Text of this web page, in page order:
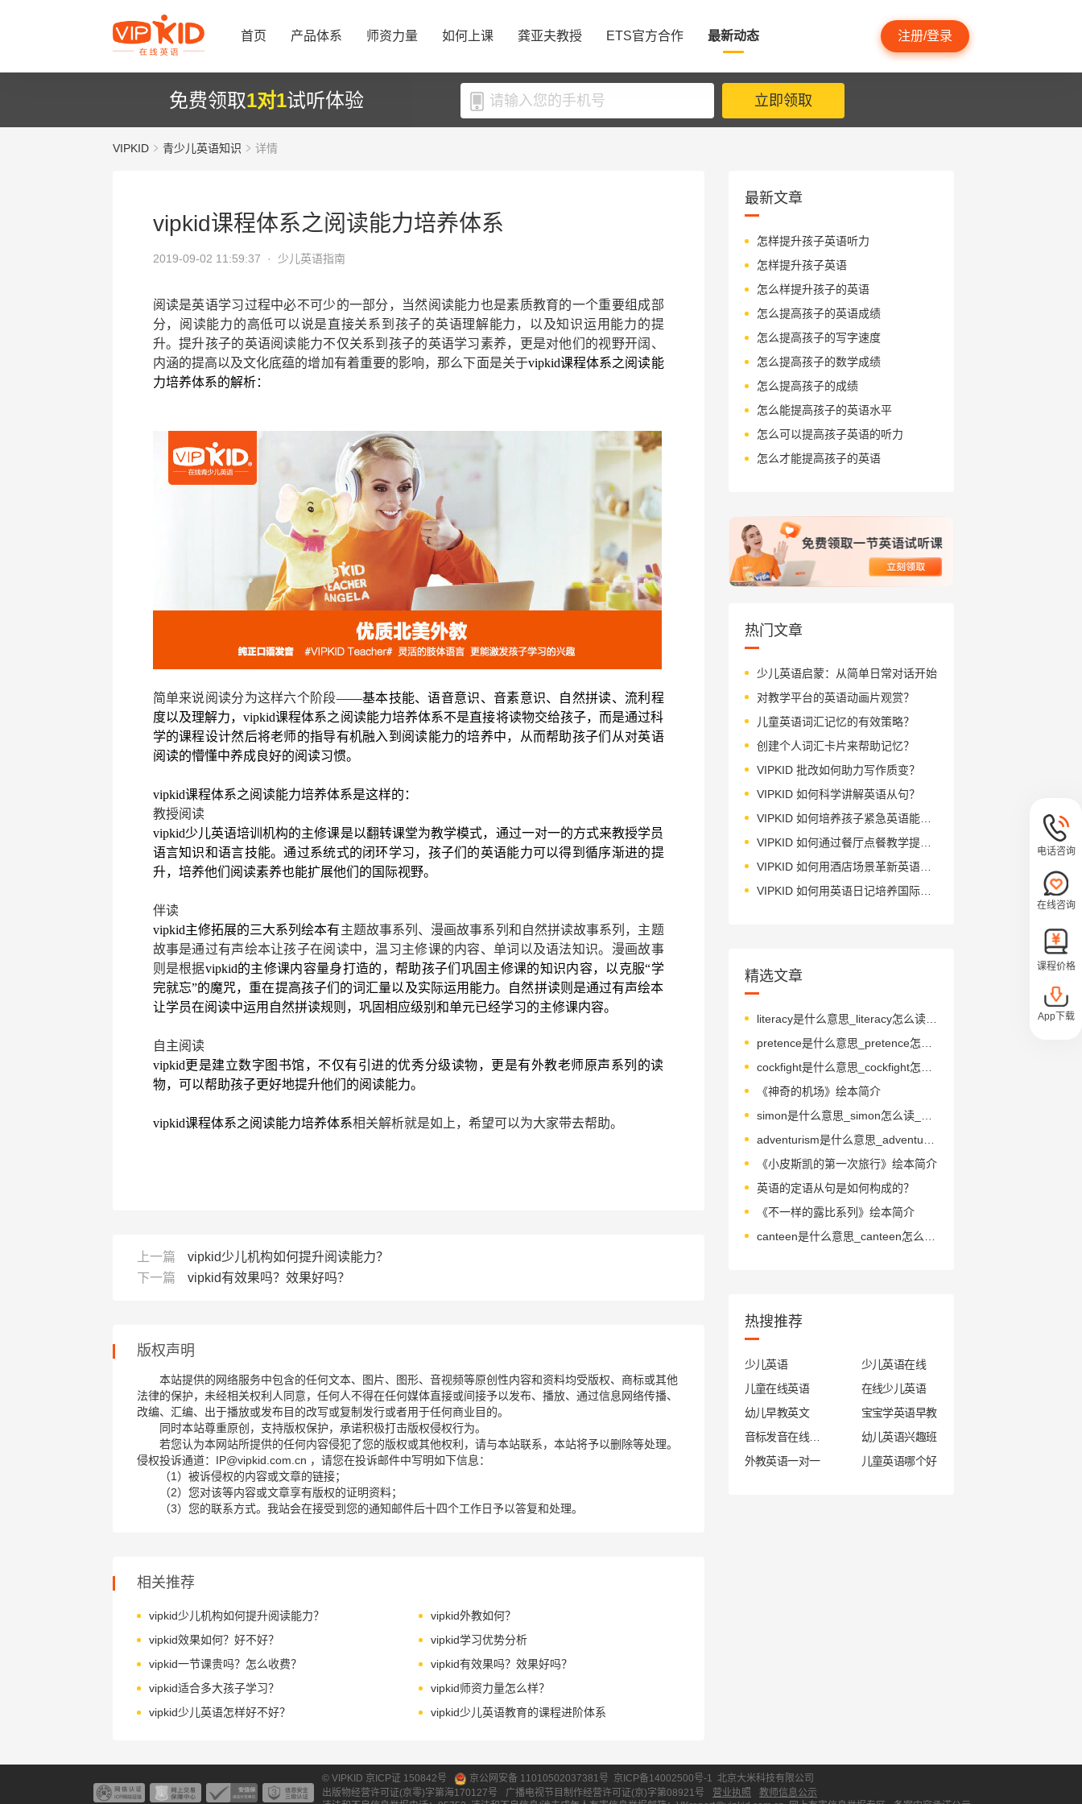
首页 产品体系 师资力量 如何上课 龚亚夫教授 ETS官方合作 最新动态 注册/登录
免费领取1对1试听体验 立即领取
VIPKID 青少儿英语知识 详情
vipkid课程体系之阅读能力培养体系
2019-09-02 11:59:37 · 少儿英语指南
阅读是英语学习过程中必不可少的一部分，当然阅读能力也是素质教育的一个重要组成部
分，阅读能力的高低可以说是直接关系到孩子的英语理解能力，以及知识运用能力的提
升。提升孩子的英语阅读能力不仅关系到孩子的英语学习素养，更是对他们的视野开阔、
内涵的提高以及文化底蕴的增加有着重要的影响，那么下面是关于vipkid课程体系之阅读能
力培养体系的解析：
简单来说阅读分为这样六个阶段——基本技能、语音意识、音素意识、自然拼读、流利程
度以及理解力，vipkid课程体系之阅读能力培养体系不是直接将读物交给孩子，而是通过科
学的课程设计然后将老师的指导有机融入到阅读能力的培养中，从而帮助孩子们从对英语
阅读的懵懂中养成良好的阅读习惯。
vipkid课程体系之阅读能力培养体系是这样的：
教授阅读
vipkid少儿英语培训机构的主修课是以翻转课堂为教学模式，通过一对一的方式来教授学员
语言知识和语言技能。通过系统式的闭环学习，孩子们的英语能力可以得到循序渐进的提
升，培养他们阅读素养也能扩展他们的国际视野。
伴读
vipkid主修拓展的三大系列绘本有主题故事系列、漫画故事系列 和 自然拼读故事系列 ， 主题
故事是通过有声绘本让孩子在阅读中，温习主修课的内容、单词以及语法知识。漫画故事
则是根据vipkid的主修课内容量身打造的，帮助孩子们巩固主修课的知识内容，以克服“学
完就忘”的魔咒，重在提高孩子们的词汇量以及实际运用能力。自然拼读则是通过有声绘本
让学员在阅读中运用自然拼读规则，巩固相应级别和单元已经学习的主修课内容。
自主阅读
vipkid更是建立数字图书馆，不仅有引进的优秀分级读物，更是有外教老师原声系列的读
物，可以帮助孩子更好地提升他们的阅读能力。
vipkid课程体系之阅读能力培养体系相关解析就是如上，希望可以为大家带去帮助。
上一篇
vipkid少儿机构如何提升阅读能力？
下一篇
vipkid有效果吗？效果好吗？
版权声明
本站提供的网络服务中包含的任何文本、图片、图形、音视频等原创性内容和资料均受版权、商标或其他
法律的保护，未经相关权利人同意，任何人不得在任何媒体直接或间接予以发布、播放、通过信息网络传播、
改编、汇编、出于播放或发布目的改写或复制发行或者用于任何商业目的。
同时本站尊重原创，支持版权保护，承诺积极打击版权侵权行为。
若您认为本网站所提供的任何内容侵犯了您的版权或其他权利，请与本站联系，本站将予以删除等处理。
侵权投诉通道：IP@vipkid.com.cn ，请您在投诉邮件中写明如下信息：
（1）被诉侵权的内容或文章的链接；
（2）您对该等内容或文章享有版权的证明资料；
（3）您的联系方式。我站会在接受到您的通知邮件后十四个工作日予以答复和处理。
相关推荐
vipkid少儿机构如何提升阅读能力？
vipkid外教如何？
vipkid效果如何？好不好？
vipkid学习优势分析
vipkid一节课贵吗？怎么收费？
vipkid有效果吗？效果好吗？
vipkid适合多大孩子学习？
vipkid师资力量怎么样？
vipkid少儿英语怎样好不好？
vipkid少儿英语教育的课程进阶体系
最新文章
怎样提升孩子英语听力
怎样提升孩子英语
怎么样提升孩子的英语
怎么提高孩子的英语成绩
怎么提高孩子的写字速度
怎么提高孩子的数学成绩
怎么提高孩子的成绩
怎么能提高孩子的英语水平
怎么可以提高孩子英语的听力
怎么才能提高孩子的英语
热门文章
少儿英语启蒙：从简单日常对话开始
对教学平台的英语动画片观赏？
儿童英语词汇记忆的有效策略？
创建个人词汇卡片来帮助记忆？
VIPKID 批改如何助力写作质变？
VIPKID 如何科学讲解英语从句？
VIPKID 如何培养孩子紧急英语能力？
VIPKID 如何通过餐厅点餐教学提升少儿英语应用能力？
VIPKID 如何用酒店场景革新英语教学？
VIPKID 如何用英语日记培养国际化人才？
精选文章
literacy是什么意思_literacy怎么读_音标ˈlɪtərəsɪ
《神奇的机场》绘本简介
《小皮斯凯的第一次旅行》绘本简介
英语的定语从句是如何构成的？
《不一样的露比系列》绘本简介
热搜推荐
少儿英语
少儿英语在线
儿童在线英语
在线少儿英语
幼儿早教英文
宝宝学英语早教
幼儿英语兴趣班
外教英语一对一
儿童英语哪个好
电话咨询
在线咨询
课程价格
App下载
© VIPKID 京ICP证 150842号 京公网安备 11010502037381号 京ICP备14002500号-1 北京大米科技有限公司
出版物经营许可证(京零)字第海170127号
广播电视节目制作经营许可证(京)字第08921号 营业执照
教师信息公示